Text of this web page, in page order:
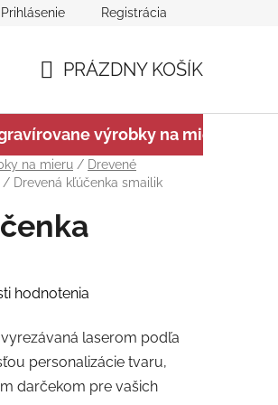
Chránená dielňa GRAVIT Náhradné
Prihlásenie Registrácia
KOŠÍK
PRÁZDNY KOŠÍK
výrobky na mieru
na mieru / Drevené
/ Drevená kľúčenka smailik
hodnotenia
laserom podľa
personalizácie tvaru,
darčekom pre vašich